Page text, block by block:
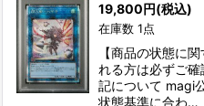
19,800円(税込)
在庫数 1点
【商品の状態に
れる方は必ずご
記について magi
状態基準に合わ…